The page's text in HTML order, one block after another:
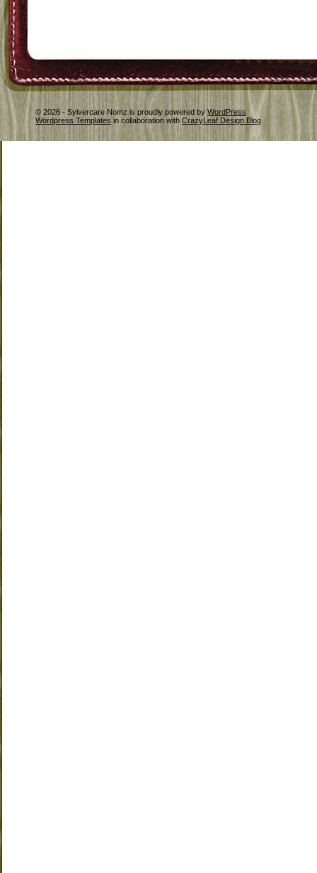
© 2026 - Sylvercare Nomz is proudly powered by WordPress
Wordpress Templates in collaboration with CrazyLeaf Design Blog